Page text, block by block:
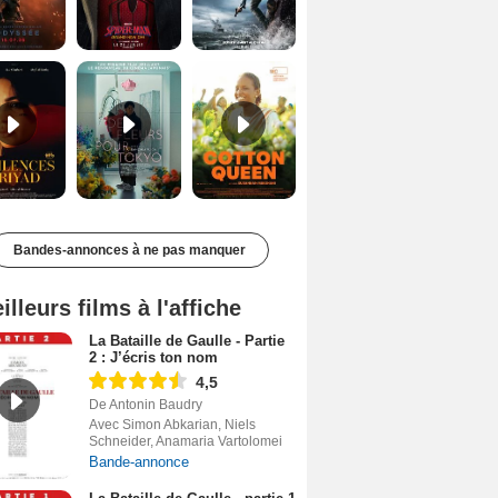
Les Silences de Riyad Bande-annonce VO STFR Cotton Queen Bande-annonce VO STFR
Bandes-annonces à ne pas manquer
films à l'affiche
La Bataille de Gaulle - Partie
2 : J’écris ton nom
4,5
De Antonin Baudry
Avec Simon Abkarian, Niels
Schneider, Anamaria Vartolomei
Bande-annonce